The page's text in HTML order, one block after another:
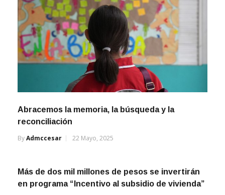
Abracemos la memoria, la búsqueda y la
reconciliación
ByAdmccesar 22 Mayo, 2025
Más de dos mil millones de pesos se invertirán
en programa “Incentivo al subsidio de vivienda”